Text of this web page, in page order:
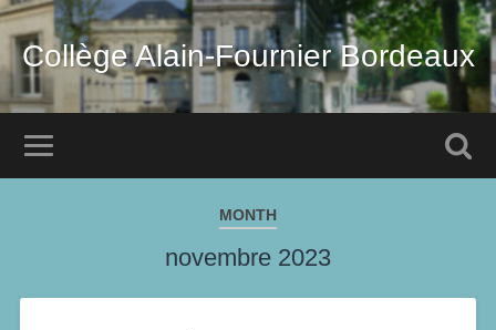
Collège Alain-Fournier Bordeaux
MONTH
novembre 2023